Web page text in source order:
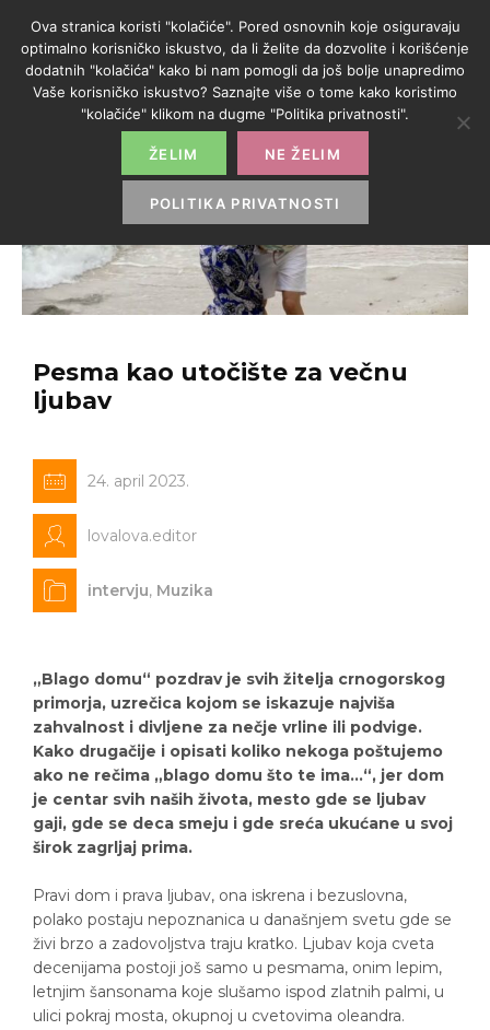
Pesma kao utočište za večnu
ljubav
24. april 2023.
lovalova.editor
intervju, Muzika
„Blago domu“ pozdrav je svih žitelja crnogorskog
primorja, uzrečica kojom se iskazuje najviša
zahvalnost i divljene za nečje vrline ili podvige.
Kako drugačije i opisati koliko nekoga poštujemo
ako ne rečima „blago domu što te ima…“, jer dom
je centar svih naših života, mesto gde se ljubav
gaji, gde se deca smeju i gde sreća ukućane u svoj
širok zagrljaj prima.
Pravi dom i prava ljubav, ona iskrena i bezuslovna,
polako postaju nepoznanica u današnjem svetu gde se
živi brzo a zadovoljstva traju kratko. Ljubav koja cveta
decenijama postoji još samo u pesmama, onim lepim,
letnjim šansonama koje slušamo ispod zlatnih palmi, u
ulici pokraj mosta, okupnoj u cvetovima oleandra.
Ova stranica koristi "kolačiće". Pored osnovnih koje osiguravaju
optimalno korisničko iskustvo, da li želite da dozvolite i korišćenje
dodatnih "kolačića" kako bi nam pomogli da još bolje unapredimo
Vaše korisničko iskustvo? Saznajte više o tome kako koristimo
"kolačiće" klikom na dugme "Politika privatnosti".
ŽELIM NE ŽELIM
POLITIKA PRIVATNOSTI